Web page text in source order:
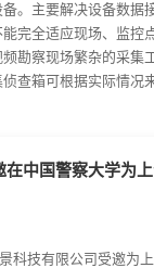
。主要解决设备数据
完全适应现场、监控
勘察现场繁杂的采集
查箱可根据实际情况
在中国警察大学为
科技有限公司受邀为